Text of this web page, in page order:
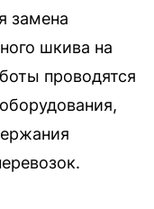
замена
шкива на
проводятся